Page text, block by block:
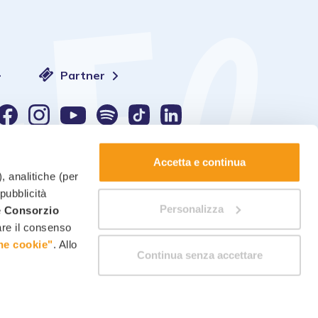
analitiche (per
Consorzio
il consenso
cookie". Allo
Accetta e continua
Personalizza
Continua senza accettare
Partner
Verwaltung Einwilligungen ändern